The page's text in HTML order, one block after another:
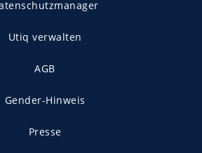
Utiq verwalten
AGB
Gender-Hinweis
Presse